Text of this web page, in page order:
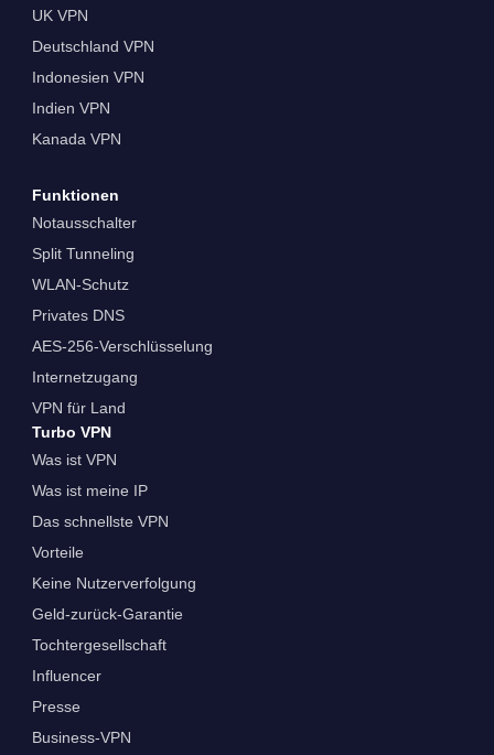
UK VPN
Deutschland VPN
Indonesien VPN
Indien VPN
Kanada VPN
Funktionen
Notausschalter
Split Tunneling
WLAN-Schutz
Privates DNS
AES-256-Verschlüsselung
Internetzugang
VPN für Land
Turbo VPN
Was ist VPN
Was ist meine IP
Das schnellste VPN
Vorteile
Keine Nutzerverfolgung
Geld-zurück-Garantie
Tochtergesellschaft
Influencer
Presse
Business-VPN